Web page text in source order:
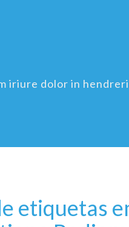
iriure dolor in
etiquetas